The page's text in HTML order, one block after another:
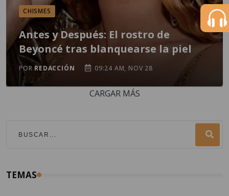
CHISMES
Antes y Después: El rostro de
Beyoncé tras blanquearse la piel
POR REDACCIÓN 09:24 AM, NOV 28
CARGAR MÁS
TEMAS